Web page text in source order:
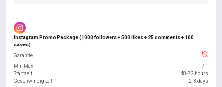
Instagram Promo Package (1000 followers + 500 likes + 25 comments + 100
saves)
Garantie
Min Max
1 / 1
Startzeit
48-72 hours
Geschwindigkeit
2-3 days